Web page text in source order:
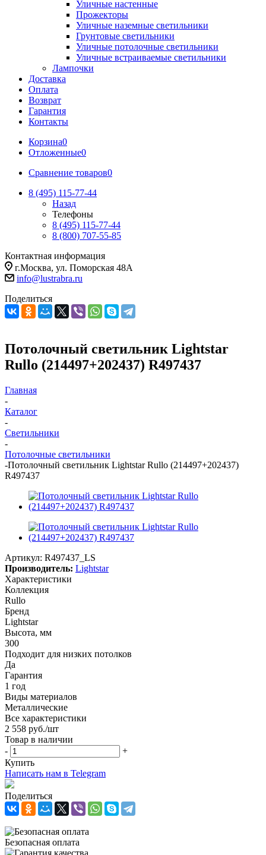
Уличные настенные
Прожекторы
Уличные наземные светильники
Грунтовые светильники
Уличные потолочные светильники
Уличные встраиваемые светильники
Лампочки
Доставка
Оплата
Возврат
Гарантия
Контакты
Корзина0
Отложенные0
Сравнение товаров0
8 (495) 115-77-44
Назад
Телефоны
8 (495) 115-77-44
8 (800) 707-55-85
Контактная информация
г.Москва, ул. Поморская 48А
info@lustrabra.ru
Поделиться
Потолочный светильник Lightstar
Rullo (214497+202437) R497437
Главная
-
Каталог
-
Светильники
-
Потолочные светильники
-Потолочный светильник Lightstar Rullo (214497+202437)
R497437
Артикул: R497437_LS
Производитель: Lightstar
Характеристики
Коллекция
Rullo
Бренд
Lightstar
Высота, мм
300
Подходит для низких потолков
Да
Гарантия
1 год
Виды материалов
Металлические
Все характеристики
2 558 руб./шт
Товар в наличии
-
+
Купить
Написать нам в Telegram
Поделиться
Безопасная оплата